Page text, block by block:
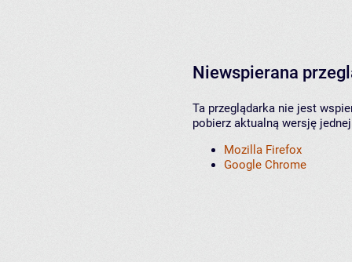
Niewspierana
Ta przeglądarka nie jest
pobierz aktualną wersję
Mozilla Firefox
Google Chrome